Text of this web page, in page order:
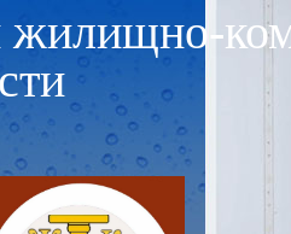
жилищно-